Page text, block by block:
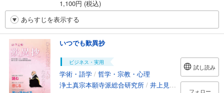
1,100円 (税込)
あらすじを表示する
いつでも歎異抄
ビジネス・実用
学術・語学 / 哲学・宗教・心理
浄土真宗本願寺派総合研究所 / 井上見淳 /一ノ瀬かおる
試し読み
フォロー